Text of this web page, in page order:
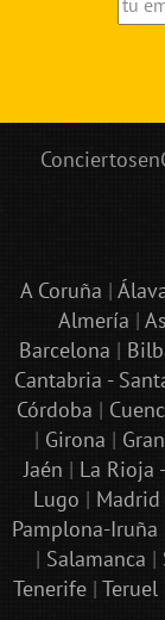
A Coruña |
Almería |
Barcelona |
Cantabria -
Córdoba |
| Girona |
Jaén | La Rioja
Lugo | Madrid
Pamplona-Iruña
| Salamanca |
Tenerife| Teruel